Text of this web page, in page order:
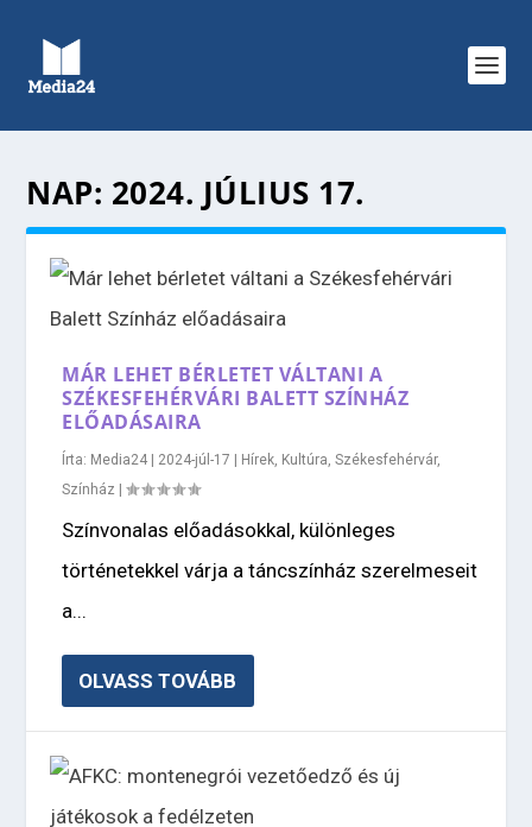
NAP: 2024. JÚLIUS 17.
MÁR LEHET BÉRLETET VÁLTANI A
SZÉKESFEHÉRVÁRI BALETT SZÍNHÁZ
ELŐADÁSAIRA
Írta: Media24 2024-júl-17 Hírek, Kultúra,Székesfehérvár,
Színház
|
Színvonalas előadásokkal, különleges
történetekkel várja a táncszínház szerelmeseit
a...
OLVASS TOVÁBB